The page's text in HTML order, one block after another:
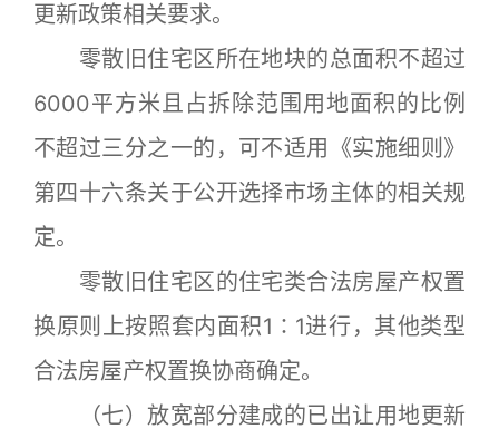
更新政策相关要求。
零散旧住宅区所在地块的总面积不超过
6000平方米且占拆除范围用地面积的比例
不超过三分之一的，可不适用《实施细则》
第四十六条关于公开选择市场主体的相关规
定。
零散旧住宅区的住宅类合法房屋产权置
换原则上按照套内面积1∶1进行，其他类型
合法房屋产权置换协商确定。
（七）放宽部分建成的已出让用地更新